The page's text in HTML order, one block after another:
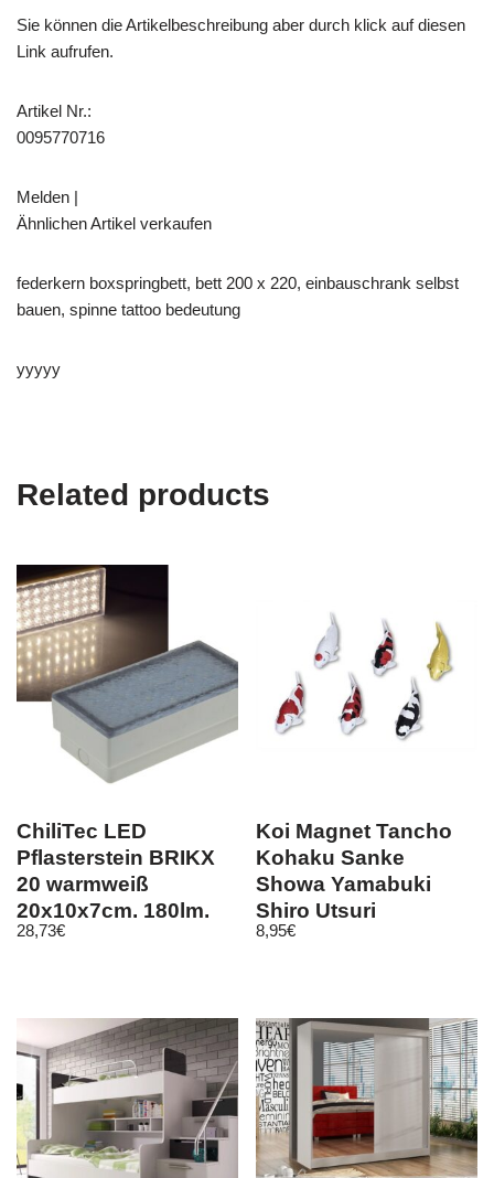
Sie können die Artikelbeschreibung aber durch klick auf diesen
Link aufrufen.
Artikel Nr.:
0095770716
Melden |
Ähnlichen Artikel verkaufen
federkern boxspringbett, bett 200 x 220, einbauschrank selbst
bauen, spinne tattoo bedeutung
yyyyy
Related products
ChiliTec LED
Pflasterstein BRIKX
20 warmweiß
20x10x7cm, 180lm,
IP67, 230V
28,73€
Koi Magnet Tancho
Kohaku Sanke
Showa Yamabuki
Shiro Utsuri
Geschenk Teich
8,95€